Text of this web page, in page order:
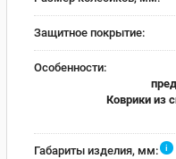
Защитное покрытие:
Особенности:
Коврики из
Габариты изделия, мм: i